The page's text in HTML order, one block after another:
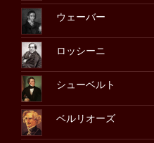
ウェーバー
ロッシーニ
シューベルト
ベルリオーズ